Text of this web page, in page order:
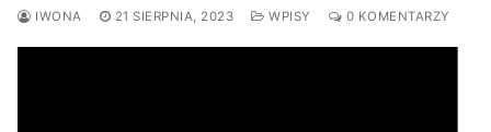
IWONA 21 SIERPNIA, 2023 WPISY 0 KOMENTARZY